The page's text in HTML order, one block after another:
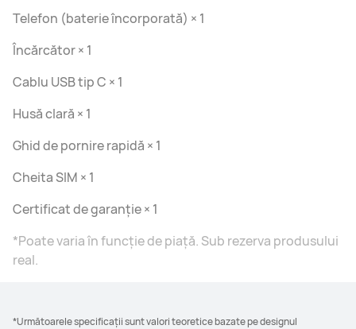
Telefon (baterie încorporată) × 1
Încărcător × 1
Cablu USB tip C × 1
Husă clară × 1
Ghid de pornire rapidă × 1
Cheita SIM × 1
Certificat de garanție × 1
*Poate varia în funcție de piață. Sub rezerva produsului
real.
*Următoarele specificații sunt valori teoretice bazate pe designul